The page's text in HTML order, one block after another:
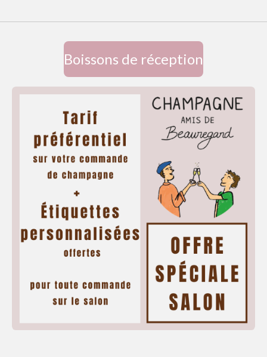
Boissons de réception